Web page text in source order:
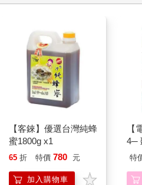
【客錸】優選台灣純蜂
蜜1800g x1
65 折 特價 780 元
加入購物車
【
4─
期
特